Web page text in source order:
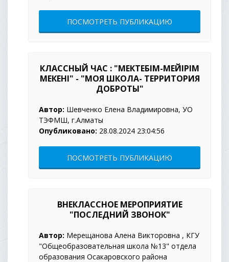
ПОСМОТРЕТЬ ПУБЛИКАЦИЮ
КЛАССНЫЙ ЧАС : "МЕКТЕБІМ-МЕЙІРІМ
МЕКЕНІ" - "МОЯ ШКОЛА- ТЕРРИТОРИЯ
ДОБРОТЫ"
Автор: Шевченко Елена Владимировна, УО
ТЭФМШ, г.Алматы
Опубликовано: 28.08.2024 23:04:56
ПОСМОТРЕТЬ ПУБЛИКАЦИЮ
ВНЕКЛАССНОЕ МЕРОПРИЯТИЕ
"ПОСЛЕДНИЙ ЗВОНОК"
Автор: Мерещанова Алена Викторовна , КГУ
"Общеобразовательная школа №13" отдела
образования Осакаровского района